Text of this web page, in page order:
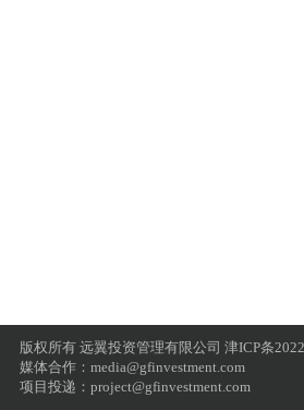
版权所有 远翼投资管理有限公司 津ICP条
媒体合作：media@gfinvestment.com
项目投递：project@gfinvestment.com